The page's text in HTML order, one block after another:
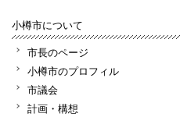
小樽市について
市長のページ
小樽市のプロフィル
市議会
計画・構想